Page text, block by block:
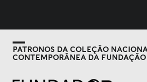
PATRONOS DA COLEÇÃO
CONTEMPORÂNEA DA FUNDAÇÃO